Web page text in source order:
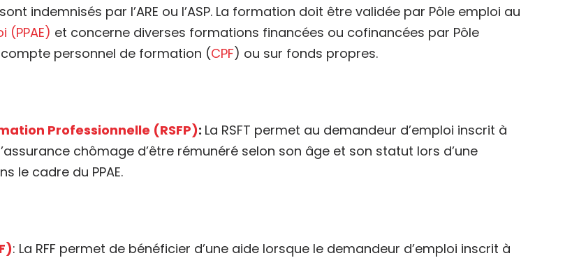
indemnisés par l’ARE ou l’ASP. La formation doit être validée par Pôle emploi au
(PPAE) et concerne diverses formations financées ou cofinancées par Pôle
personnel de formation (CPF) ou sur fonds propres.
Professionnelle (RSFP): La RSFT permet au demandeur d’emploi inscrit à
chômage d’être rémunéré selon son âge et son statut lors d’une
le cadre du PPAE.
: La RFF permet de bénéficier d’une aide lorsque le demandeur d’emploi inscrit à